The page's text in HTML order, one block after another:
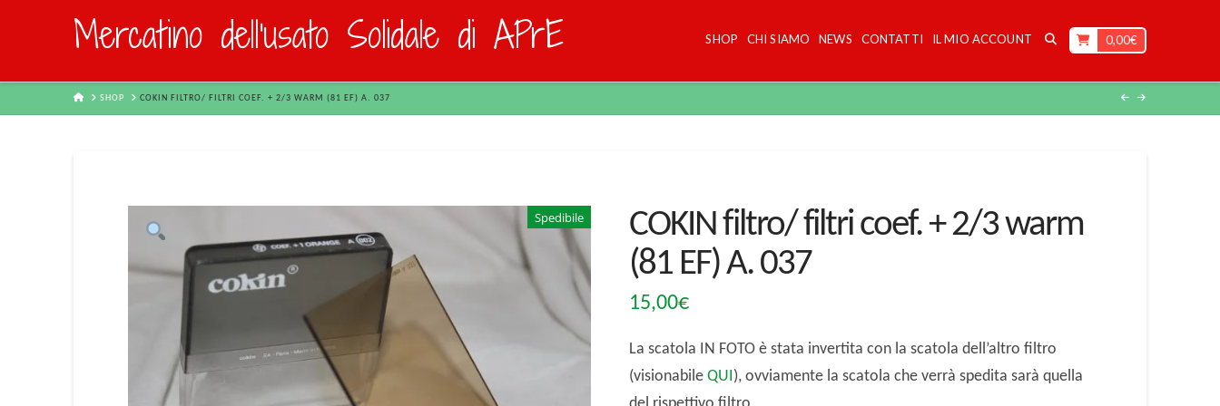
Mercatino dell'usato Solidale di APrE SHOP CHI SIAMO NEWS CONTATTI IL MIO ACCOUNT 0,00€
HOMESHOP COKIN FILTRO/ FILTRI COEF. + 2/3 WARM (81 EF) A. 037
Spedibile
COKIN filtro/ filtri coef. + 2/3 warm
(81 EF) A. 037
15,00€
La scatola IN FOTO è stata invertita con la scatola dell’altro filtro
(visionabileQUI), ovviamente la scatola che verrà spedita sarà quella